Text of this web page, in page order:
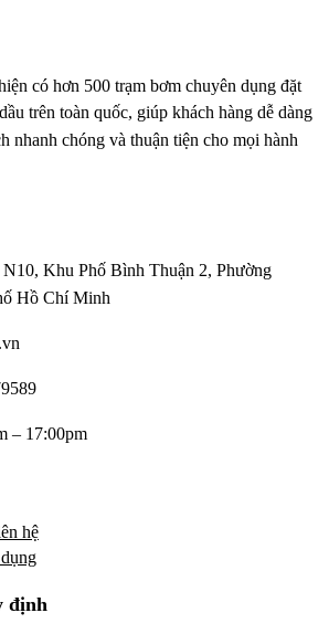
có hơn 500 trạm bơm chuyên dụng đặt
trên toàn quốc, giúp khách hàng dễ dàng
nhanh chóng và thuận tiện cho mọi hành
Khu Phố Bình Thuận 2, Phường
Hồ Chí Minh
– 17:00pm
hệ
định